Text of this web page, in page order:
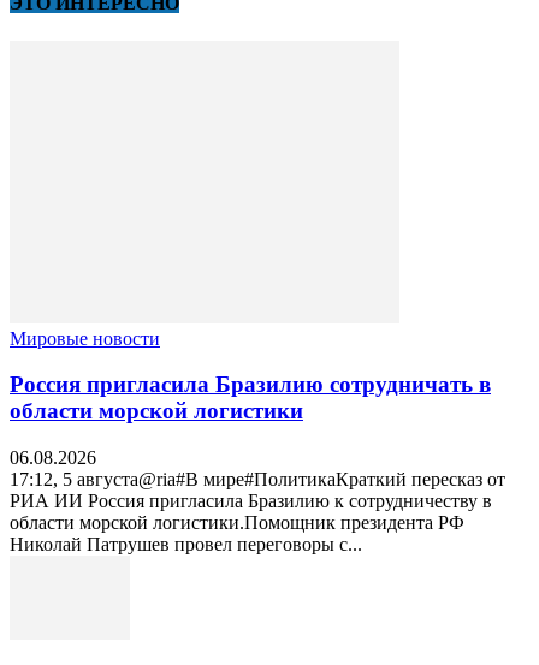
Мировые новости
Россия пригласила Бразилию сотрудничать в
области морской логистики
06.08.2026
17:12, 5 августа@ria#В мире#ПолитикаКраткий пересказ от
РИА ИИ Россия пригласила Бразилию к сотрудничеству в
области морской логистики.Помощник президента РФ
Николай Патрушев провел переговоры с...